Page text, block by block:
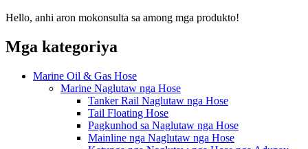
Hello, anhi aron mokonsulta sa among mga produkto!
Mga kategoriya
Marine Oil & Gas Hose
Marine Naglutaw nga Hose
Tanker Rail Naglutaw nga Hose
Tail Floating Hose
Pagkunhod sa Naglutaw nga Hose
Mainline nga Naglutaw nga Hose